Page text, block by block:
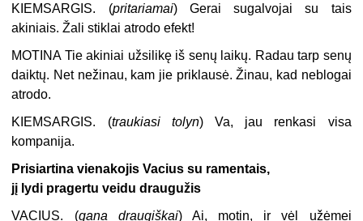
KIEMSARGIS.
(pritariamai) Gerai sugalvojai su tais
akiniais. Žali stiklai atrodo efekt!
MOTINA Tie akiniai užsilikę iš senų laikų. Radau tarp senų
daiktų. Net nežinau, kam jie priklausė. Žinau, kad neblogai
atrodo.
KIEMSARGIS.
(traukiasi tolyn) Va, jau renkasi visa
kompanija.
Prisiartina vienakojis Vacius su ramentais,
jį lydi pragertu veidu draugužis
VACIUS.
(gana draugiškai) Ai, motin, ir vėl užėmei